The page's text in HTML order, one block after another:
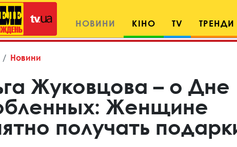
НОВИНИ КІНО TV ТРЕНДИ
Новини
Жуковцова – о Дне
Женщине
получать